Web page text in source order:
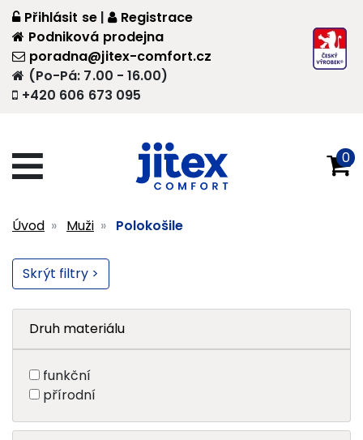
+420 606 673 095
(Po-Pá: 7.00 - 16.00)
poradna@jitex-comfort.cz
Přihlásit se |
Registrace
Podniková prodejna
0
Úvod Muži Polokošile
Skrýt filtry >
Druh materiálu
funkční
přírodní